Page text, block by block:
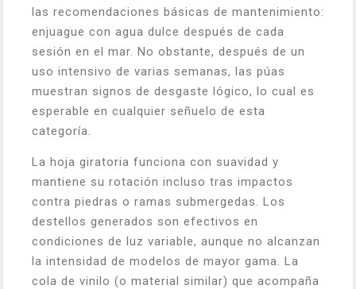
las recomendaciones básicas de mantenimiento:
enjuague con agua dulce después de cada
sesión en el mar. No obstante, después de un
uso intensivo de varias semanas, las púas
muestran signos de desgaste lógico, lo cual es
esperable en cualquier señuelo de esta
categoría.
La hoja giratoria funciona con suavidad y
mantiene su rotación incluso tras impactos
contra piedras o ramas submergedas. Los
destellos generados son efectivos en
condiciones de luz variable, aunque no alcanzan
la intensidad de modelos de mayor gama. La
cola de vinilo (o material similar) que acompaña